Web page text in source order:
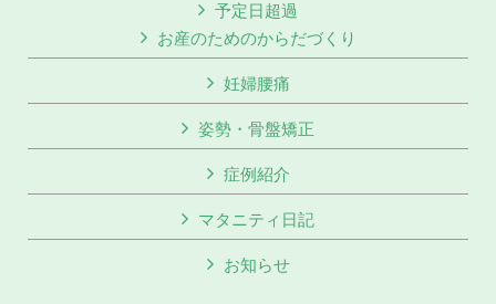
予定日超過
お産のためのからだづくり
妊婦腰痛
姿勢・骨盤矯正
症例紹介
マタニティ日記
お知らせ